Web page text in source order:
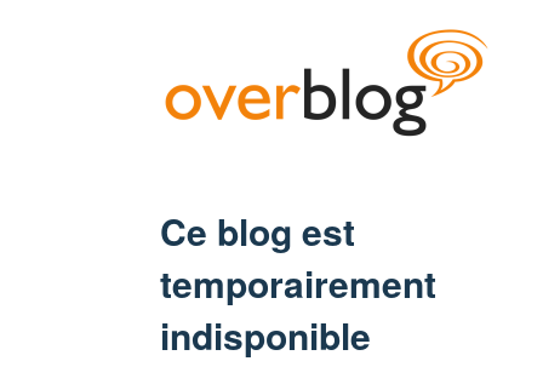
Ce blog est
temporairement
indisponible